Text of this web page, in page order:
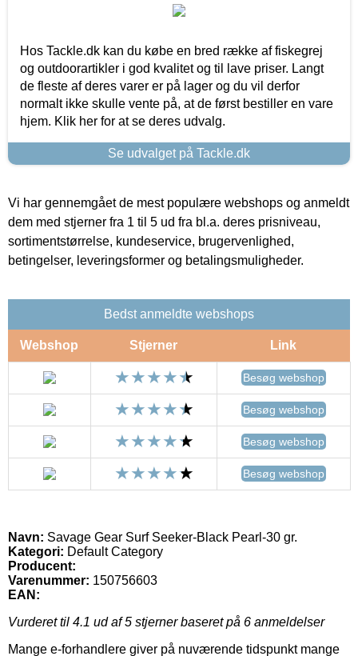
Hos Tackle.dk kan du købe en bred række af fiskegrej
og outdoorartikler i god kvalitet og til lave priser. Langt
de fleste af deres varer er på lager og du vil derfor
normalt ikke skulle vente på, at de først bestiller en vare
hjem. Klik her for at se deres udvalg.
Se udvalget på Tackle.dk
Vi har gennemgået de mest populære webshops og anmeldt
dem med stjerner fra 1 til 5 ud fra bl.a. deres prisniveau,
sortimentstørrelse, kundeservice, brugervenlighed,
betingelser, leveringsformer og betalingsmuligheder.
Bedst anmeldte webshops
Webshop Stjerner Link
Besøg webshop
Besøg webshop
Besøg webshop
Besøg webshop
Navn: Savage Gear Surf Seeker-Black Pearl-30 gr.
Kategori: Default Category
Producent:
Varenummer: 150756603
EAN:
Vurderet til 4.1 ud af 5 stjerner baseret på 6 anmeldelser
Mange e-forhandlere giver på nuværende tidspunkt mange